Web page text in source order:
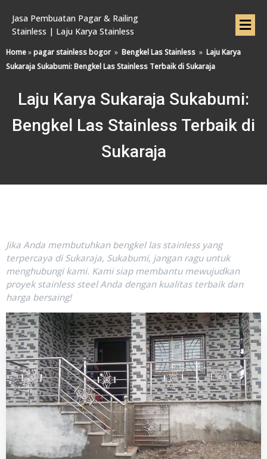
Jasa Pembuatan Pagar & Railing
Stainless | Laju Karya Stainless
Home»pagar stainless bogor » Bengkel Las Stainless » Laju Karya
Sukaraja Sukabumi: Bengkel Las Stainless Terbaik di Sukaraja
Laju Karya Sukaraja Sukabumi:
Bengkel Las Stainless Terbaik di
Sukaraja
Jika Anda membutuhkan bengkel las stainless yang
terpercaya di Sukaraja, Sukabumi, jangan ragu untuk
menghubungi kami. Kami siap membantu mewujudkan
proyek stainless steel Anda dengan kualitas terbaik dan
harga bersaing!